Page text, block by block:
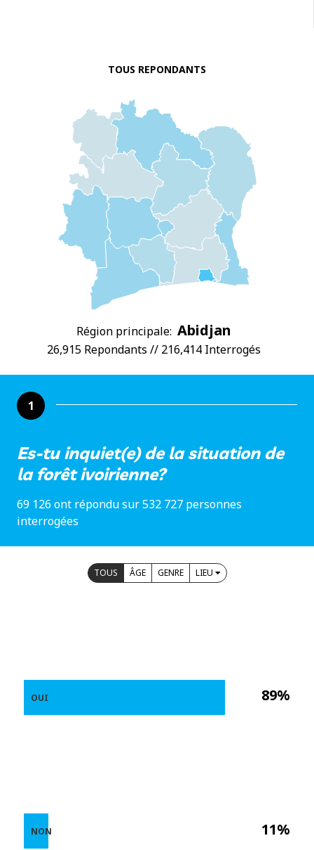
TOUS REPONDANTS
Région principale: Abidjan
26,915 Repondants // 216,414 Interrogés
1
Es-tu inquiet(e) de la situation de
la forêt ivoirienne?
69 126 ont répondu sur 532 727 personnes
interrogées
TOUS ÂGE GENRE LIEU
89%
11%
OUI
NON